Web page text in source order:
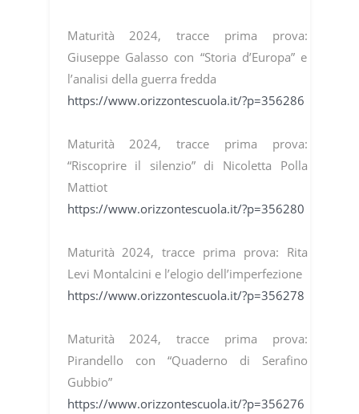
Maturità 2024, tracce prima prova:
Giuseppe Galasso con “Storia d’Europa” e
l’analisi della guerra fredda
https://www.orizzontescuola.it/?p=356286
Maturità 2024, tracce prima prova:
“Riscoprire il silenzio” di Nicoletta Polla
Mattiot
https://www.orizzontescuola.it/?p=356280
Maturità 2024, tracce prima prova: Rita
Levi Montalcini e l’elogio dell’imperfezione
https://www.orizzontescuola.it/?p=356278
Maturità 2024, tracce prima prova:
Pirandello con “Quaderno di Serafino
Gubbio”
https://www.orizzontescuola.it/?p=356276